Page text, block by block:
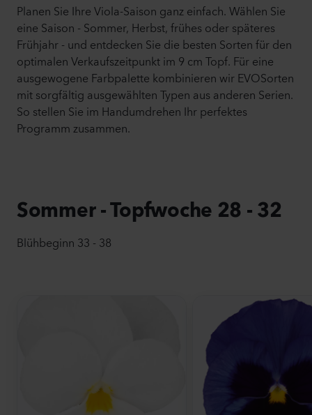
Planen Sie Ihre Viola-Saison ganz einfach. Wählen Sie
eine Saison - Sommer, Herbst, frühes oder späteres
Frühjahr - und entdecken Sie die besten Sorten für den
optimalen Verkaufszeitpunkt im 9 cm Topf. Für eine
ausgewogene Farbpalette kombinieren wir EVOSorten
mit sorgfältig ausgewählten Typen aus anderen Serien.
So stellen Sie im Handumdrehen Ihr perfektes
Programm zusammen.
Sommer - Topfwoche 28 - 32
Blühbeginn 33 - 38